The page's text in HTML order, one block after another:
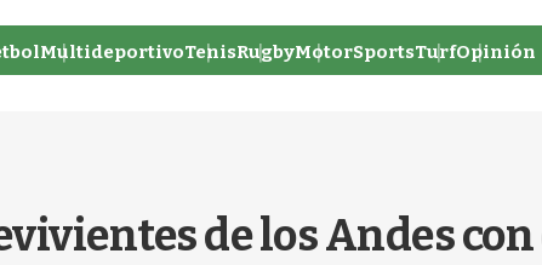
MultideportivoTenisRugbyMotorSportsTurfOpinión
de los Andes